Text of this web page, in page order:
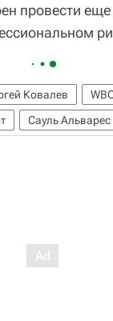
провести
Ковалев
Сауль Альварес